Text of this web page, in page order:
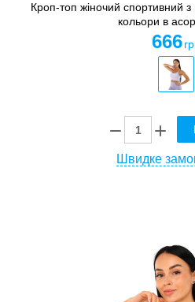
Кроп-топ жіночий спортивний
кольори в
666
Швидке